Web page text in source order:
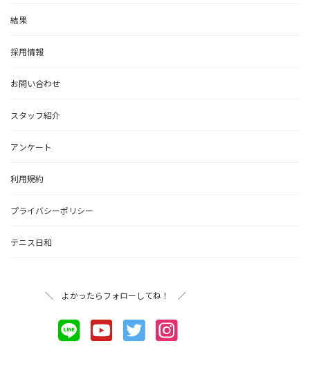
結果
採用情報
お問い合わせ
スタッフ紹介
アンケート
利用規約
プライバシーポリシー
テニス日和
＼ よかったらフォローしてね！ ／